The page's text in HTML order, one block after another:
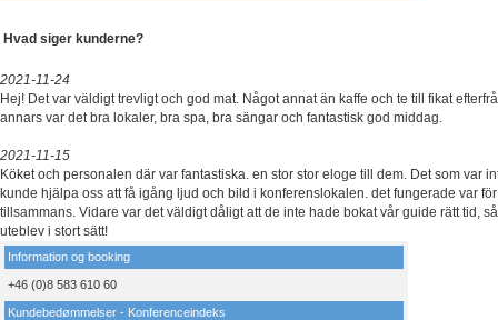
Hvad siger kunderne?
2021-11-24
Hej! Det var väldigt trevligt och god mat. Något annat än kaffe och te till fikat
annars var det bra lokaler, bra spa, bra sängar och fantastisk god middag.
2021-11-15
Köket och personalen där var fantastiska. en stor stor eloge till dem. Det som var
kunde hjälpa oss att få igång ljud och bild i konferenslokalen. det fungerade var
tillsammans. Vidare var det väldigt dåligt att de inte hade bokat vår guide rätt tid,
uteblev i stort sätt!
Information og booking
+46 (0)8 583 610 60
Kundebedømmelser - Konferenceindeks